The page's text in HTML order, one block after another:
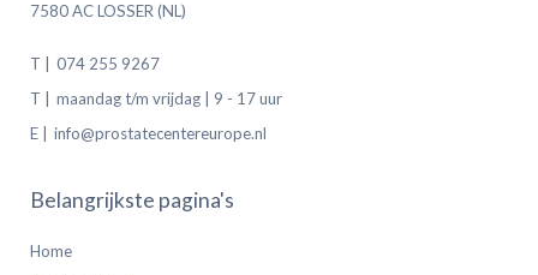
7580 AC LOSSER (NL)
T |
074 255 9267
T |
maandag t/m vrijdag | 9 - 17 uur
E |
info@prostatecentereurope.nl
Belangrijkste pagina's
Home